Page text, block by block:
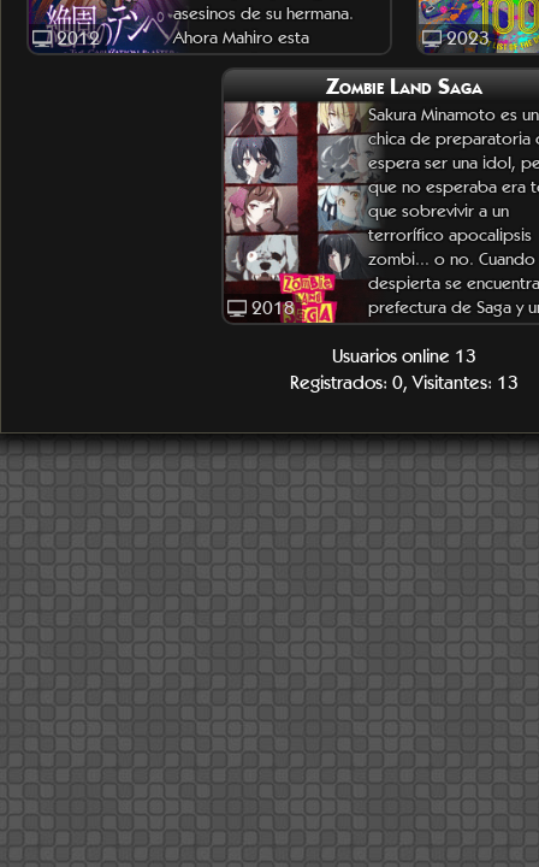
2012
asesinos de su hermana.
Ahora Mahiro esta
desaparecido, y Hakaze se
enfrenta a Yoshino. Yoshino
2023
Zombie Land Saga
2018
Sakura Minamoto es
chica de preparatoria
espera ser una idol,
que no esperaba era
que sobrevivir a un
terrorífico apocalipsis
zombi... o no. Cuando
despierta se
prefectura de Saga y
hombre muy
indica que lleva
Usuarios online 13
Registrados: 0, Visitantes: 13